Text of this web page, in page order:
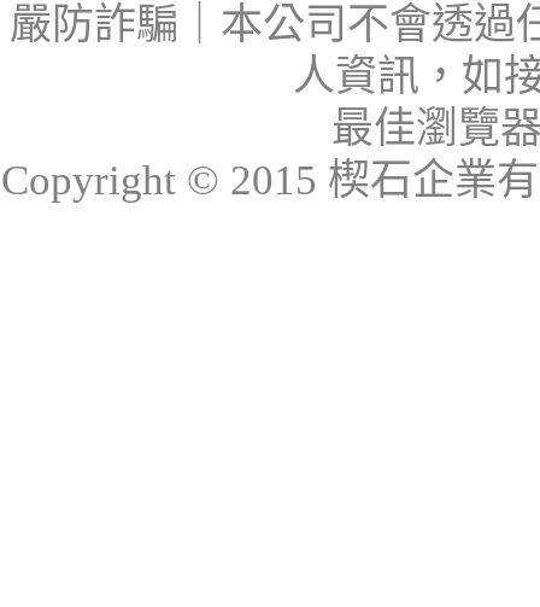
嚴防詐騙｜本公司不會透過
人資訊，如
最佳瀏覽
Copyright © 2015 楔石企業